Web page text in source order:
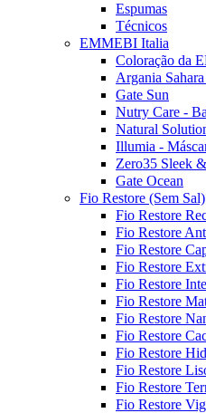
Espumas
Técnicos
EMMEBI Italia
Coloração da
Argania
Gate Sun
Nutry Care -
Natural
Illumia -
Zero35 Sleek
Gate Ocean
Fio Restore (Sem Sal)
Fio Restore
Fio Restore
Fio Restore
Fio Restore
Fio Restore
Fio Restore
Fio Restore
Fio Restore
Fio Restore
Fio Restore
Fio Restore
Fio Restore